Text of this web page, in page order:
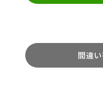
間違